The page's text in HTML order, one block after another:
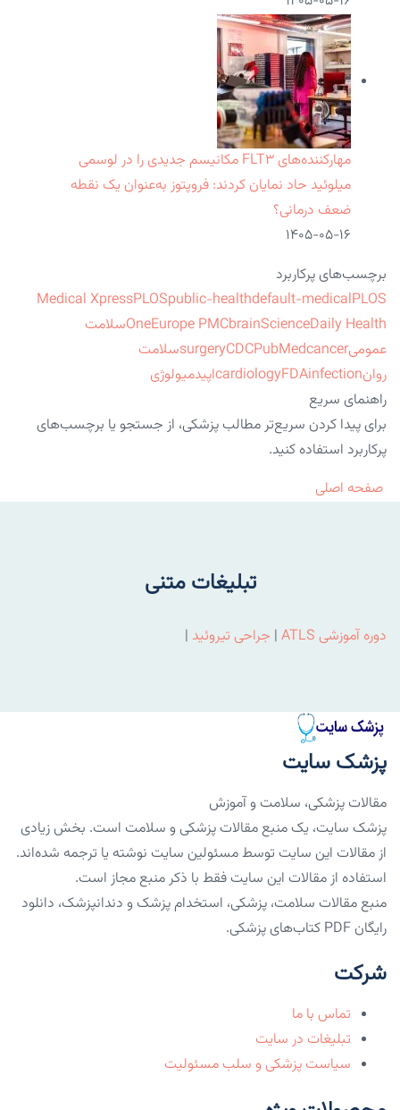
مهارکننده‌های FLT۳ مکانیسم جدیدی را در لوسمی
میلوئید حاد نمایان کردند: فروپتوز به‌عنوان یک نقطه
ضعف درمانی؟
۱۴۰۵-۰۵-۱۶
برچسب‌های پرکاربرد
Medical XpressPLOSpublic-healthdefault-medicalPLOS
OneEurope PMCbrainScienceDaily Health
سلامت
عمومی
surgeryCDCPubMedcancer
سلامت
روان
cardiologyFDAinfection
اپیدمیولوژی
راهنمای سریع
برای پیدا کردن سریع‌تر مطالب پزشکی، از جستجو یا برچسب‌های
پرکاربرد استفاده کنید.
صفحه اصلی
تبلیغات متنی
دوره آموزشی ATLS | جراحی تیروئید |
پزشک سایت
مقالات پزشکی، سلامت و آموزش
پزشک سایت، یک منبع مقالات پزشکی و سلامت است. بخش زیادی
از مقالات این سایت توسط مسئولین سایت نوشته یا ترجمه شده‌اند.
استفاده از مقالات این سایت فقط با ذکر منبع مجاز است.
منبع مقالات سلامت، پزشکی، استخدام پزشک و دندانپزشک، دانلود
رایگان PDF کتاب‌های پزشکی.
شرکت
تماس با ما
تبلیغات در سایت
سیاست پزشکی و سلب مسئولیت